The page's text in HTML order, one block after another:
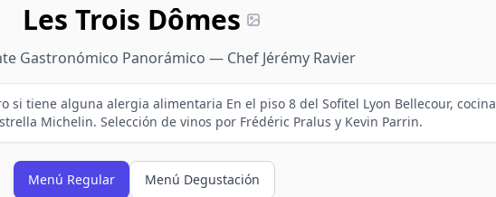
Les Trois Dômes
Gastronómico Panorámico — Chef Jérémy Ravier
si tiene alguna alergia alimentaria En el piso 8 del Sofitel Lyon Bellecour, cocina
Michelin. Selección de vinos por Frédéric Pralus y Kevin Parrin.
Menú Regular Menú Degustación